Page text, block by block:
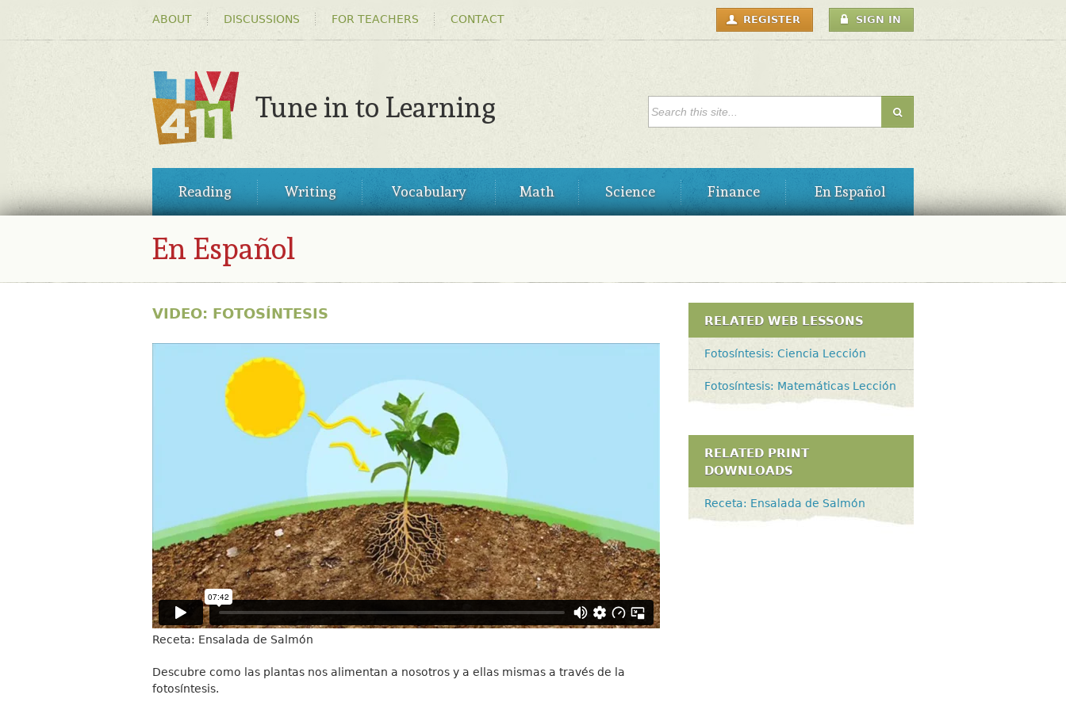
main
content
MENU
ABOUT DISCUSSIONS FOR TEACHERS CONTACT
USER
MENU REGISTER SIGN IN
TV411
Tune in to Learning SEARCH FORM
MENUReading Writing Vocabulary Math Science Finance En Español
En Español
VIDEO: FOTOSÍNTESIS
Receta: Ensalada de Salmón
Descubre como las plantas nos alimentan a nosotros y a ellas mismas a través de la
fotosíntesis.
RELATED WEB LESSONS
Fotosíntesis: Ciencia Lección
Fotosíntesis: Matemáticas Lección
RELATED PRINT
DOWNLOADS
Receta: Ensalada de Salmón